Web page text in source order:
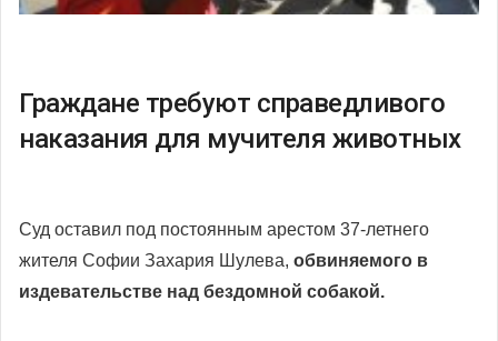
Граждане требуют справедливого
наказания для мучителя животных
Суд оставил под постоянным арестом 37-летнего
жителя Софии Захария Шулева, обвиняемого в
издевательстве над бездомной собакой.